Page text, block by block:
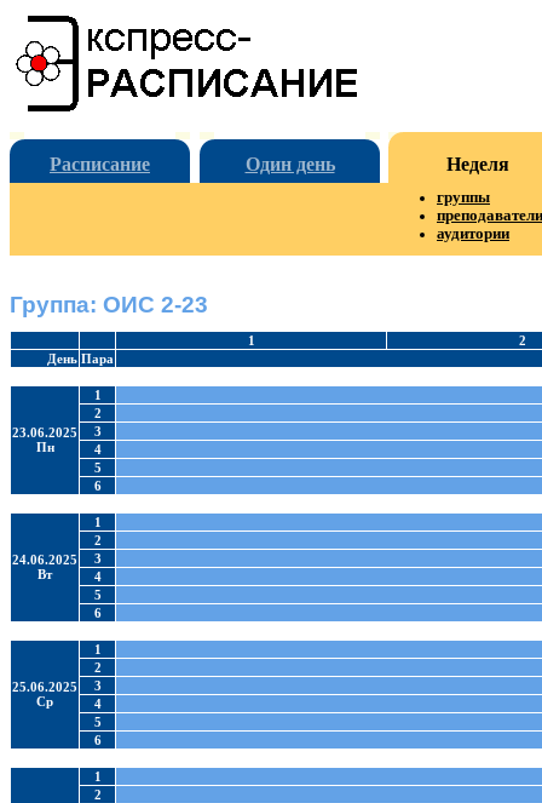
Расписание Один день Неделя
группы
преподаватели
аудитории
Группа: ОИС 2-23
1
2
День Пара
23.06.2025
Пн
1
2
3
4
5
6
24.06.2025
Вт
1
2
3
4
5
6
25.06.2025
Ср
1
2
3
4
5
6
1
2